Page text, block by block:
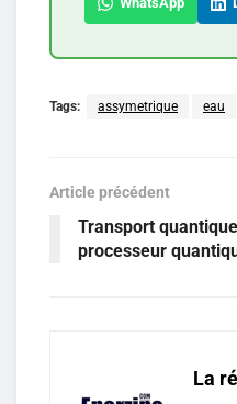
Tags: assymetrique eau
Article précédent
Transport
processeur
La